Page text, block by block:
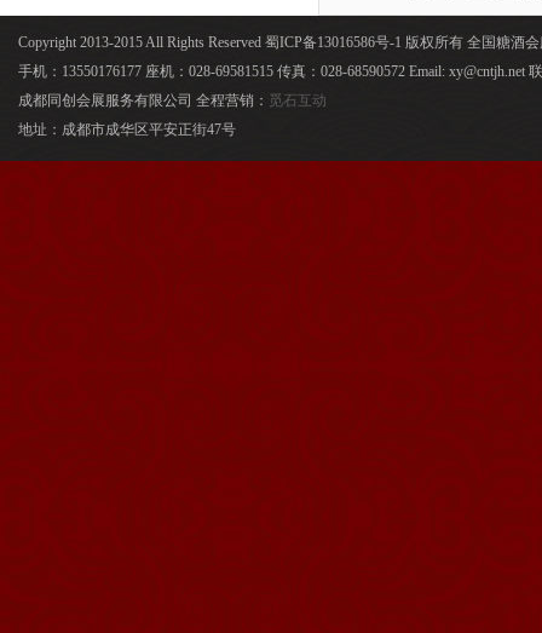
Copyright 2013-2015 All Rights Reserved 蜀ICP备13016586号-1 版权所有 全国糖酒
手机：13550176177 座机：028-69581515 传真：028-68590572 Email: xy@cntjh.net
成都同创会展服务有限公司 全程营销： 觅石互动
地址：成都市成华区平安正街47号